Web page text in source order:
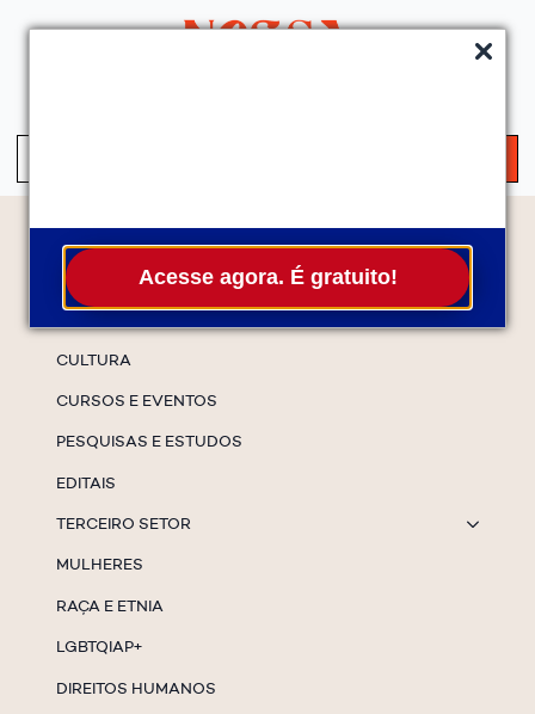
Acesse agora. É gratuito!
Temas
CULTURA
CURSOS E EVENTOS
PESQUISAS E ESTUDOS
EDITAIS
TERCEIRO SETOR
MULHERES
RAÇA E ETNIA
LGBTQIAP+
DIREITOS HUMANOS